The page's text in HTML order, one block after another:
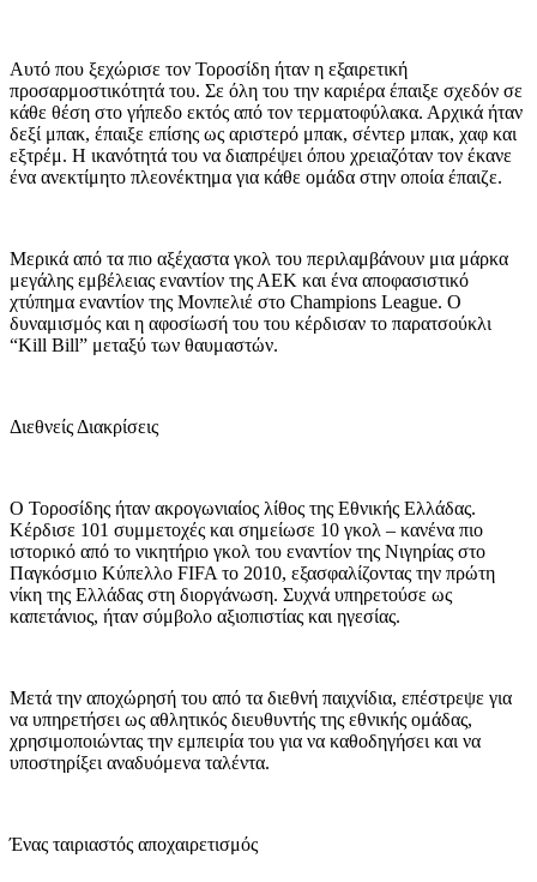
Αυτό που ξεχώρισε τον Τοροσίδη ήταν η εξαιρετική
προσαρμοστικότητά του. Σε όλη του την καριέρα έπαιξε σχεδόν σε
κάθε θέση στο γήπεδο εκτός από τον τερματοφύλακα. Αρχικά ήταν
δεξί μπακ, έπαιξε επίσης ως αριστερό μπακ, σέντερ μπακ, χαφ και
εξτρέμ. Η ικανότητά του να διαπρέψει όπου χρειαζόταν τον έκανε
ένα ανεκτίμητο πλεονέκτημα για κάθε ομάδα στην οποία έπαιζε.
Μερικά από τα πιο αξέχαστα γκολ του περιλαμβάνουν μια μάρκα
μεγάλης εμβέλειας εναντίον της ΑΕΚ και ένα αποφασιστικό
χτύπημα εναντίον της Μονπελιέ στο Champions League. Ο
δυναμισμός και η αφοσίωσή του του κέρδισαν το παρατσούκλι
“Kill Bill” μεταξύ των θαυμαστών.
Διεθνείς Διακρίσεις
Ο Τοροσίδης ήταν ακρογωνιαίος λίθος της Εθνικής Ελλάδας.
Κέρδισε 101 συμμετοχές και σημείωσε 10 γκολ – κανένα πιο
ιστορικό από το νικητήριο γκολ του εναντίον της Νιγηρίας στο
Παγκόσμιο Κύπελλο FIFA το 2010, εξασφαλίζοντας την πρώτη
νίκη της Ελλάδας στη διοργάνωση. Συχνά υπηρετούσε ως
καπετάνιος, ήταν σύμβολο αξιοπιστίας και ηγεσίας.
Μετά την αποχώρησή του από τα διεθνή παιχνίδια, επέστρεψε για
να υπηρετήσει ως αθλητικός διευθυντής της εθνικής ομάδας,
χρησιμοποιώντας την εμπειρία του για να καθοδηγήσει και να
υποστηρίξει αναδυόμενα ταλέντα.
Ένας ταιριαστός αποχαιρετισμός